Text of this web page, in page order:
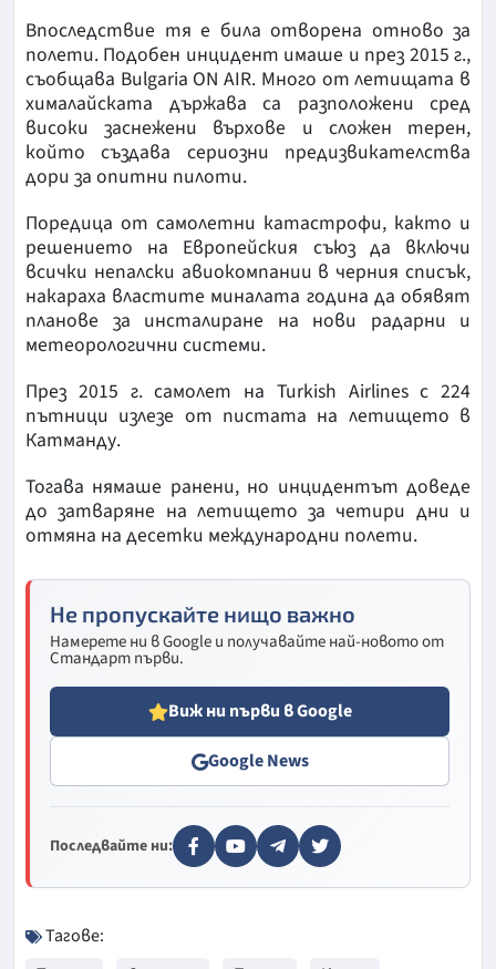
Впоследствие тя е била отворена отново за
полети. Подобен инцидент имаше и през 2015 г.,
съобщава Bulgaria ON AIR. Много от летищата в
хималайската държава са разположени сред
високи заснежени върхове и сложен терен,
който създава сериозни предизвикателства
дори за опитни пилоти.
Поредица от самолетни катастрофи, както и
решението на Европейския съюз да включи
всички непалски авиокомпании в черния списък,
накараха властите миналата година да обявят
планове за инсталиране на нови радарни и
метеорологични системи.
През 2015 г. самолет на Turkish Airlines с 224
пътници излезе от пистата на летището в
Катманду.
Тогава нямаше ранени, но инцидентът доведе
до затваряне на летището за четири дни и
отмяна на десетки международни полети.
Не пропускайте нищо важно
Намерете ни в Google и получавайте най-новото от
Стандарт първи.
Виж ни първи в Google
Google News
Последвайте ни:
Тагове: